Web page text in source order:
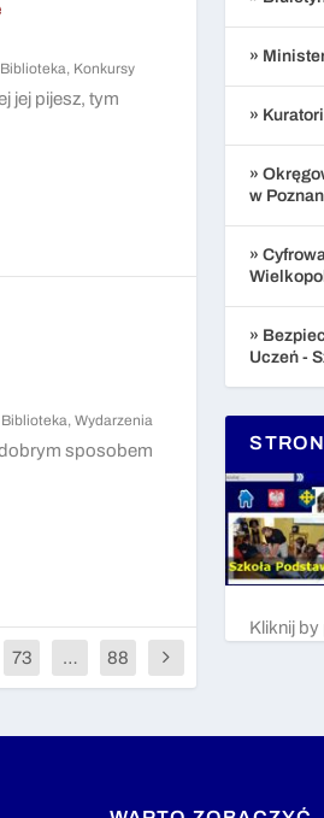
Biblioteka, Konkursy
jej pijesz, tym
Biblioteka, Wydarzenia
sposobem
73 … 88
»
»
»
w
»
»
Uczeń -
Kliknij